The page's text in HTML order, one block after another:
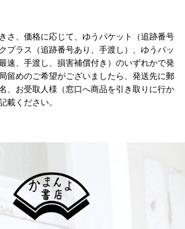
さ、価格に応じて、ゆうパケット（追跡番号
プラス（追跡番号あり、手渡し）、ゆうパッ
速、手渡し、損害補償付き）のいずれかで発
留めのご希望がございましたら、発送先に郵
、お受取人様（窓口へ商品を引き取りに行か
載ください。